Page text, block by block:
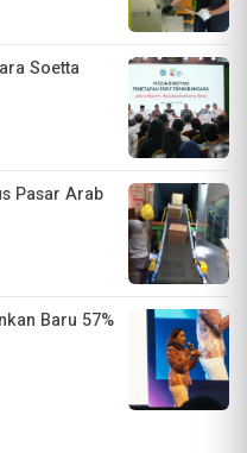
Soetta
Pasar Arab
Baru 57%